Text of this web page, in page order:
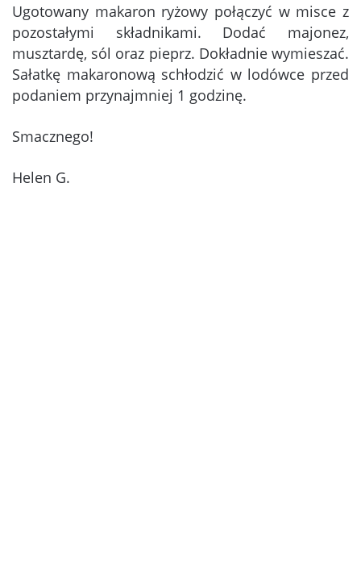
Ugotowany makaron ryżowy połączyć w misce z
pozostałymi składnikami. Dodać majonez,
musztardę, sól oraz pieprz. Dokładnie wymieszać.
Sałatkę makaronową schłodzić w lodówce przed
podaniem przynajmniej 1 godzinę.
Smacznego!
Helen G.